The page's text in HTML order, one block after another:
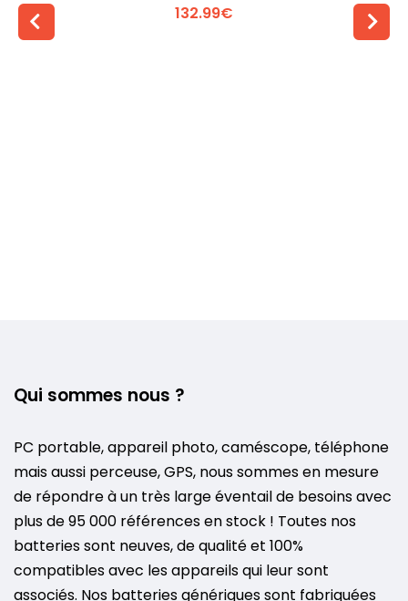
132.99€
Qui sommes nous ?
PC portable, appareil photo, caméscope, téléphone
mais aussi perceuse, GPS, nous sommes en mesure
de répondre à un très large éventail de besoins avec
plus de 95 000 références en stock ! Toutes nos
batteries sont neuves, de qualité et 100%
compatibles avec les appareils qui leur sont
associés. Nos batteries génériques sont fabriquées